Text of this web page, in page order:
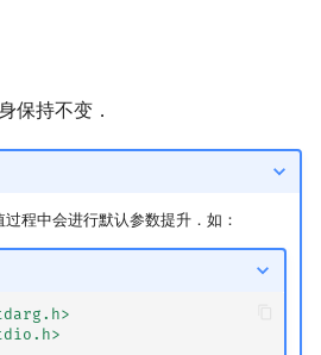
保持不变．
程中会进行默认参数提升．如：